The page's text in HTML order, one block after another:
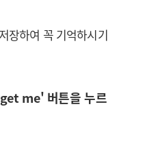
장하여 꼭 기억하시기
me' 버튼을 누르